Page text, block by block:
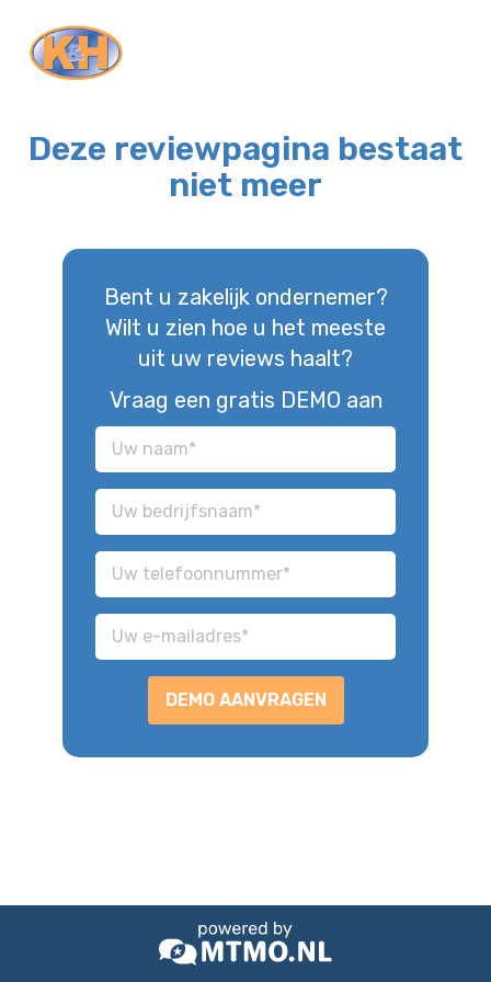
Deze reviewpagina bestaat
niet meer
Bent u zakelijk ondernemer?
Wilt u zien hoe u het meeste
uit uw reviews haalt?
Vraag een gratis DEMO aan